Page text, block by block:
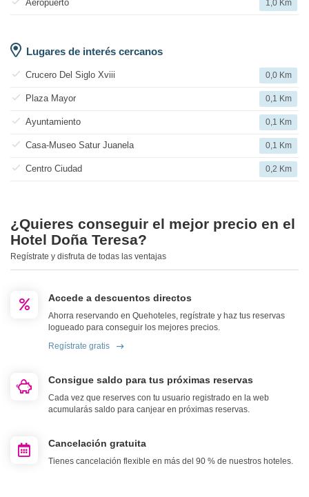
Aeropuerto 1,0 Km
Lugares de interés cercanos
Crucero Del Siglo Xviii 0,0 Km
Plaza Mayor 0,1 Km
Ayuntamiento 0,1 Km
Casa-Museo Satur Juanela 0,1 Km
Centro Ciudad 0,2 Km
¿Quieres conseguir el mejor precio en el
Hotel Doña Teresa?
Regístrate y disfruta de todas las ventajas
Accede a descuentos directos
Ahorra reservando en Quehoteles, regístrate y haz tus reservas
logueado para conseguir los mejores precios.
Regístrate gratis
Consigue saldo para tus próximas reservas
Cada vez que reserves con tu usuario registrado en la web
acumularás saldo para canjear en próximas reservas.
Cancelación gratuita
Tienes cancelación flexible en más del 90 % de nuestros hoteles.